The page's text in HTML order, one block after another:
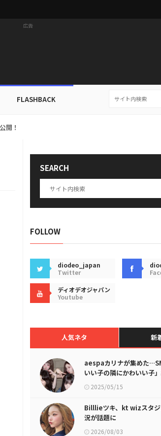
広告
FLASHBACK
SEARCH
FOLLOW
diodeo_japan
Twitter
ディオデオジャパン
Youtube
人気ネタ 新
aespaカリナが集めた
いい子の隣にかわいい子」
2025/05/15
Billlieツキ、kt wizスタジ
況が話題に
2026/08/03